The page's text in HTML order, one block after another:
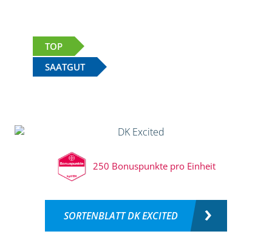
TOP
SAATGUT
250 Bonuspunkte pro Einheit
SORTENBLATT DK EXCITED